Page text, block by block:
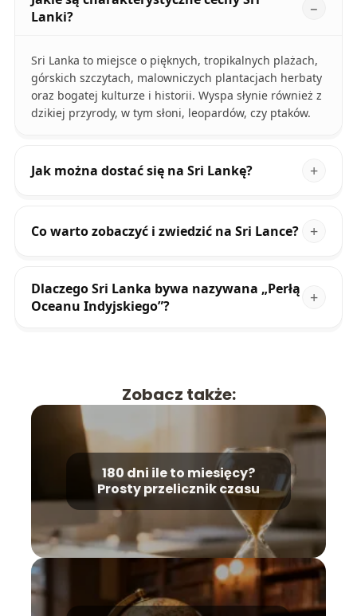
Lanki?
Sri Lanka to miejsce o pięknych, tropikalnych plażach,
górskich szczytach, malowniczych plantacjach herbaty
oraz bogatej kulturze i historii. Wyspa słynie również z
dzikiej przyrody, w tym słoni, leopardów, czy ptaków.
Jak można dostać się na Sri Lankę?
Co warto zobaczyć i zwiedzić na Sri Lance?
Dlaczego Sri Lanka bywa nazywana „Perłą
Oceanu Indyjskiego”?
Zobacz także:
180 dni ile to miesięcy?
Prosty przelicznik czasu